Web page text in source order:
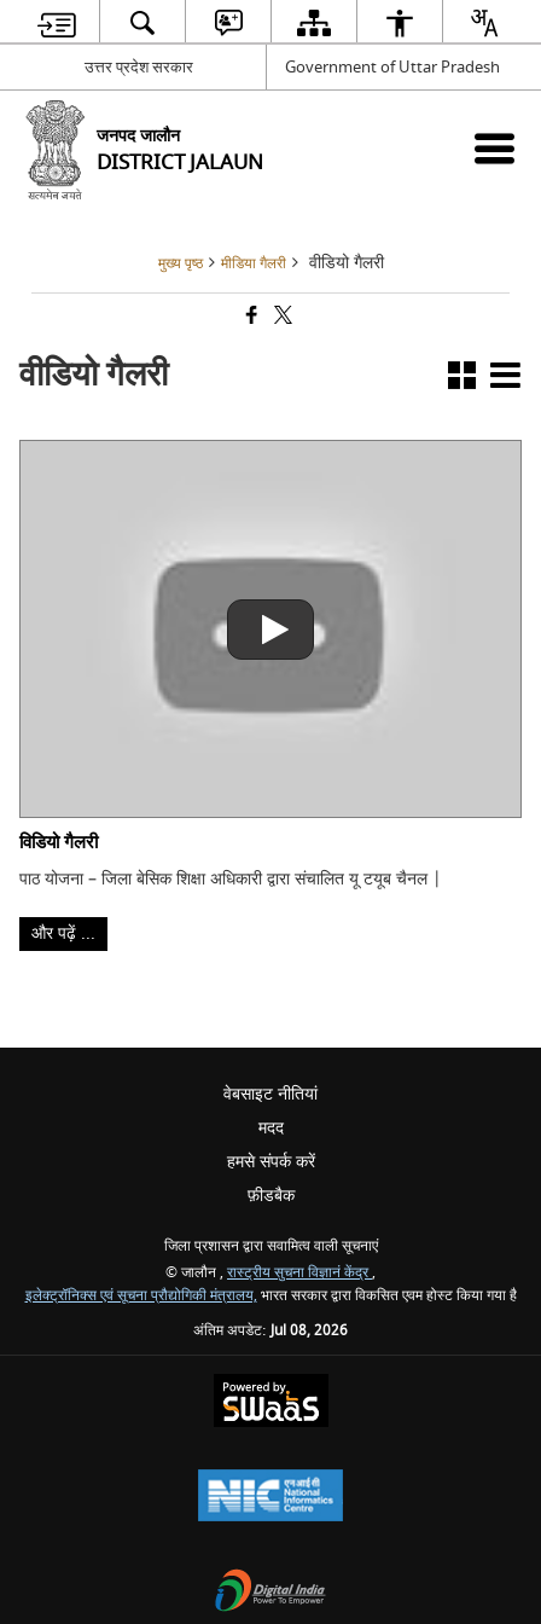
उत्तर प्रदेश सरकार Government of Uttar Pradesh
जनपद जालौन
DISTRICT JALAUN
मुख्य पृष्ठ मीडिया गैलरी वीडियो गैलरी
वीडियो गैलरी
विडियो गैलरी
पाठ योजना – जिला बेसिक शिक्षा अधिकारी द्वारा संचालित यू टयूब चैनल |
और पढ़ें ...
वेबसाइट नीतियां
मदद
हमसे संपर्क करें
फ़ीडबैक
जिला प्रशासन द्वारा सवामित्व वाली सूचनाएं
© जालौन , रास्ट्रीय सुचना विज्ञानं केंद्र,
इलेक्ट्रॉनिक्स एवं सूचना प्रौद्योगिकी मंत्रालय, भारत सरकार द्वारा विकसित एवम होस्ट किया गया है
अंतिम अपडेट:Jul 08, 2026